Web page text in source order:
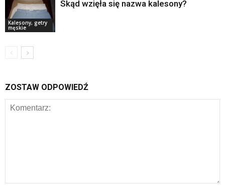
Kalesony, getry
męskie
Skąd wzięła się nazwa kalesony?
ZOSTAW ODPOWIEDŹ